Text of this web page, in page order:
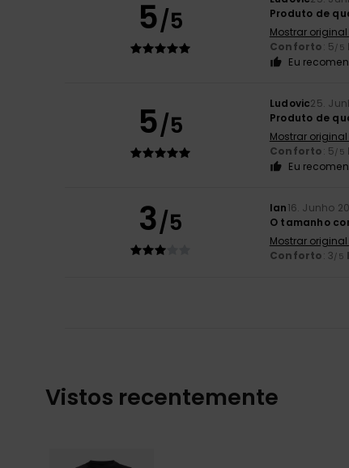
5/5
Produto de
Mostrar
Conforto: 5/5
Eu
5/5
Ludovic25.
Produto de
Mostrar
Conforto: 5/5
Eu
3/5 Ian16. Junho
O tamanho
Mostrar
Conforto: 3/5
Vistos recentemente